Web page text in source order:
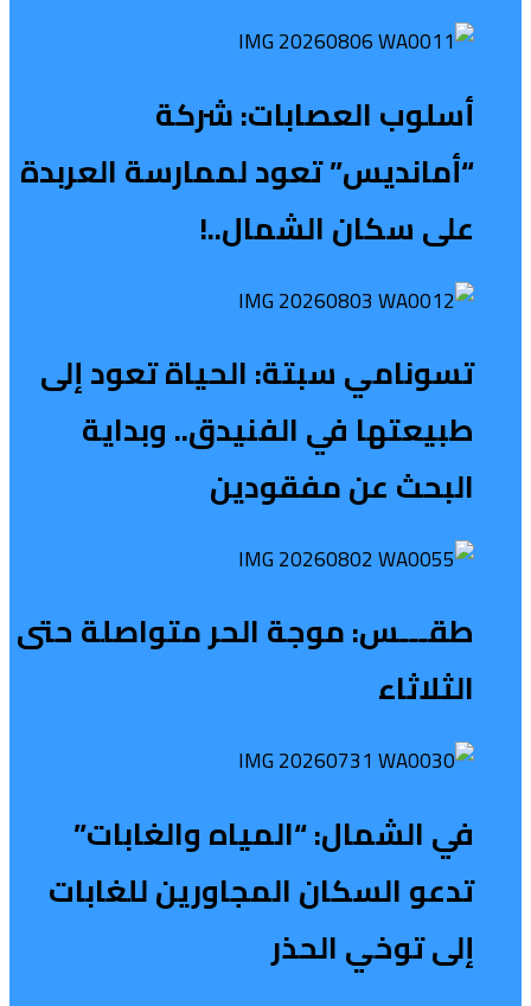
أسلوب العصابات: شركة
“أمانديس” تعود لممارسة العربدة
على سكان الشمال..!
تسونامي سبتة: الحياة تعود إلى
طبيعتها في الفنيدق.. وبداية
البحث عن مفقودين
طقـــس: موجة الحر متواصلة حتى
الثلاثاء
في الشمال: “المياه والغابات”
تدعو السكان المجاورين للغابات
إلى توخي الحذر